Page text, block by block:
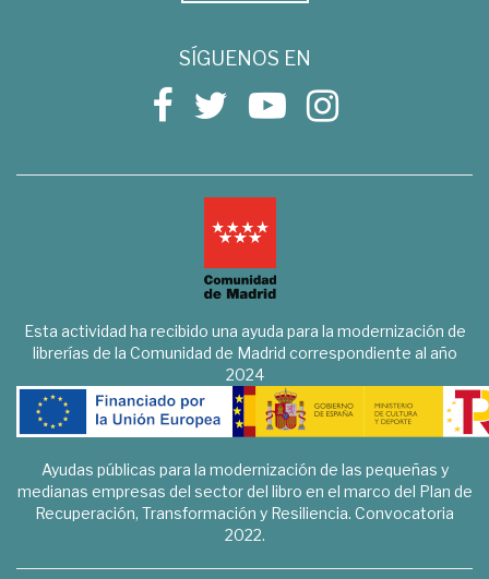
SÍGUENOS EN
Esta actividad ha recibido una ayuda para la modernización de
librerías de la Comunidad de Madrid correspondiente al año
2024
Ayudas públicas para la modernización de las pequeñas y
medianas empresas del sector del libro en el marco del Plan de
Recuperación, Transformación y Resiliencia. Convocatoria
2022.